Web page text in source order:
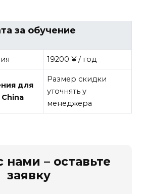
за обучение
19200 ¥ / год
для
Размер скидки
уточнять у
менеджера
нами – оставьте
заявку